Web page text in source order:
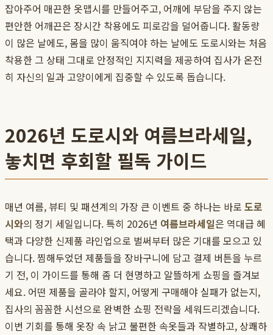
잡아주어 매끈한 옷맵시를 만들어주고, 어깨에 부담을 주지 않는
편안한 어깨끈은 장시간 착용에도 피로감을 덜어줍니다. 활동량
이 많은 날에도, 몸을 많이 움직여야 하는 날에도 도로시와는 처음
착용한 그 상태 그대로 안정적인 지지력을 제공하여 집사가 온전
히 자신의 일과 고양이에게 집중할 수 있도록 돕습니다.
2026년 도로시와 여름브라세일,
놓치면 후회할 필독 가이드
매년 여름, 뷰티 및 패션계의 가장 큰 이벤트 중 하나는 바로 도로
시와의 정기 세일입니다. 특히 2026년 여름브라세일은 역대급 혜
택과 다양한 신제품 라인업으로 벌써부터 많은 기대를 모으고 있
습니다. 찜해두었던 제품들을 장바구니에 담고 결제 버튼을 누르
기 전, 이 가이드를 통해 좀 더 현명하고 알뜰하게 쇼핑을 즐겨보
세요. 어떤 제품을 골라야 할지, 어떻게 구매해야 실패가 없는지,
집사의 꼼꼼한 시선으로 완벽한 쇼핑 전략을 세워드리겠습니다.
이번 기회를 통해 옷장 속 낡고 불편한 속옷들과 작별하고, 상쾌하